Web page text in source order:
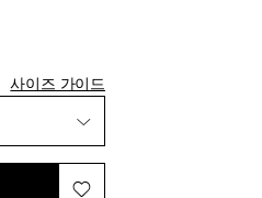
사이즈 가이드